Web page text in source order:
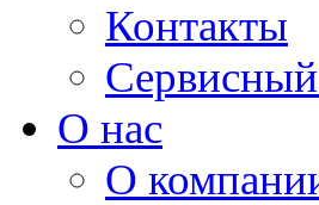
Контакты
О нас
О